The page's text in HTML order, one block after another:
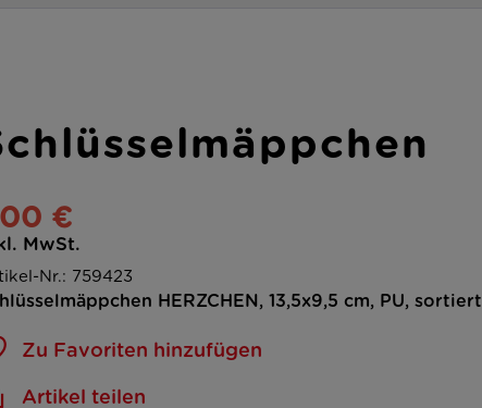
€
MwSt.
Nr.: 759423
HERZCHEN, 13,5x9,5 cm, PU, sortiert
Zu Favoriten hinzufügen
Artikel teilen